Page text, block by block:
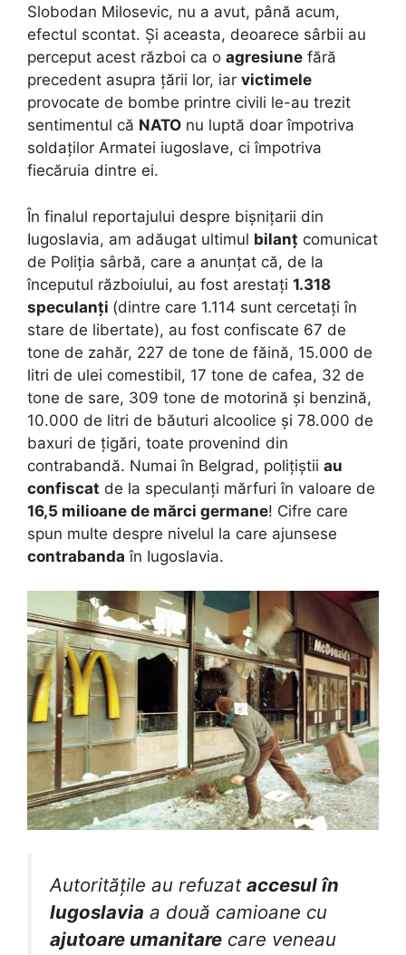
Slobodan Milosevic, nu a avut, până acum,
efectul scontat. Și aceasta, deoarece sârbii au
perceput acest război ca o agresiune fără
precedent asupra țării lor, iar victimele
provocate de bombe printre civili le-au trezit
sentimentul că NATO nu luptă doar împotriva
soldaților Armatei iugoslave, ci împotriva
fiecăruia dintre ei.
În finalul reportajului despre bișnițarii din
Iugoslavia, am adăugat ultimul bilanț comunicat
de Poliția sârbă, care a anunțat că, de la
începutul războiului, au fost arestați 1.318
speculanți (dintre care 1.114 sunt cercetați în
stare de libertate), au fost confiscate 67 de
tone de zahăr, 227 de tone de făină, 15.000 de
litri de ulei comestibil, 17 tone de cafea, 32 de
tone de sare, 309 tone de motorină și benzină,
10.000 de litri de băuturi alcoolice și 78.000 de
baxuri de țigări, toate provenind din
contrabandă. Numai în Belgrad, polițiștii au
confiscat de la speculanți mărfuri în valoare de
16,5 milioane de mărci germane! Cifre care
spun multe despre nivelul la care ajunsese
contrabanda în Iugoslavia.
Autoritățile au refuzat accesul în
Iugoslavia a două camioane cu
ajutoare umanitare care veneau